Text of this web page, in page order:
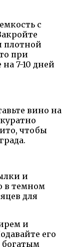
с
плотной
при
7-10 дней
вино на
чтобы
и
в темном
для
и
его
богатым